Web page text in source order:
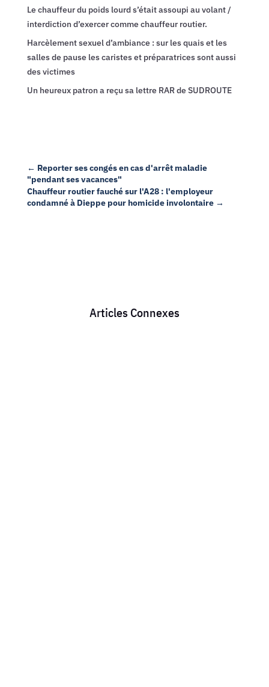
Le chauffeur du poids lourd s’était assoupi au volant /
interdiction d’exercer comme chauffeur routier.
Harcèlement sexuel d’ambiance : sur les quais et les
salles de pause les caristes et préparatrices sont aussi
des victimes
Un heureux patron a reçu sa lettre RAR de SUDROUTE
← Reporter ses congés en cas d'arrêt maladie
"pendant ses vacances"
Chauffeur routier fauché sur l'A28 : l'employeur
condamné à Dieppe pour homicide involontaire→
Articles Connexes